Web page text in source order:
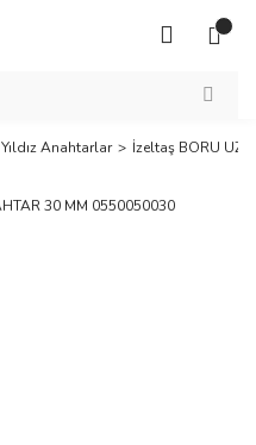
Yıldız Anahtarlar İzeltaş BORU